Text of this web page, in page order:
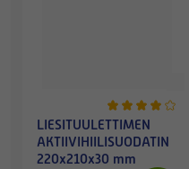
LIESITUULETTIMEN
AKTIIVIHIILISUODATIN
220x210x30 mm